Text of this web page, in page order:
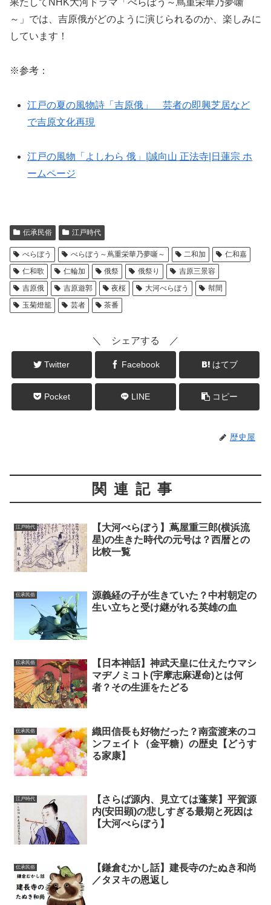
果たしてNHK大河ドラマ「べらぼう～蔦重栄華乃夢噺
～」では、吉原俄がどのように演じられるのか、楽しみに
しています！
※参考：
江戸の夏の風物詩「吉原俄」 芸者の即興芝居など
で吉原文化再現
江戸の風物「よしわら 俄」|誠向山 正法寺|日蓮宗 ホ
ームページ
伝承民俗 江戸時代
べらぼう べらぼう～蔦重栄華乃夢噺～ 二和加
仁和嘉
仁和歌
仁輪加 俄祭 俄祭り
吉原三景容
吉原俄
吉原遊郭 夜桜 大河べらぼう
幇間
玉菊燈籠
芸者 茶番
＼ シェアする ／
Twitter Facebook はてブ
Pocket LINE コピー
歴史屋
関連記事
江戸時代
【大河べらぼう】蔦屋重三郎(横浜流
星)の生きた時代の元号は？西暦との
比較一覧
伝承民俗
源義経の子が生きていた？中村朝定の
生い立ちと受け継がれる英雄の血
伝承民俗
【日本神話】神武天皇に仕えたウマシ
マヂノミコト(宇摩志麻遅命)とは何
者？その生涯をたどる
伝承民俗
織田信長も好物だった？南蛮渡来のコ
ンフェイト（金平糖）の歴史【どうす
る家康】
江戸時代
【さらば源内、見立ては蓬莱】平賀源
内(安田顕)の悲しすぎる最期と死因は
【大河べらぼう】
伝承民俗
【鎌倉むかし話】建長寺のたぬき和尚
／タヌキの恩返し